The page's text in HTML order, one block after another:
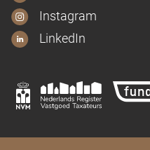
Instagram
LinkedIn